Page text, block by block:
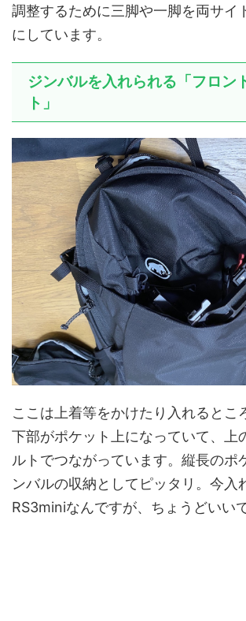
調整するために三脚や一脚を両サイ
にしています。
ジンバルを入れられる「フロン
ト」
ここは上着等をかけたり入れるとこ
下部がポケット上になっていて、上
ルトでつながっています。縦長のポ
ンバルの収納としてピッタリ。今入
RS3miniなんですが、ちょうどいいで